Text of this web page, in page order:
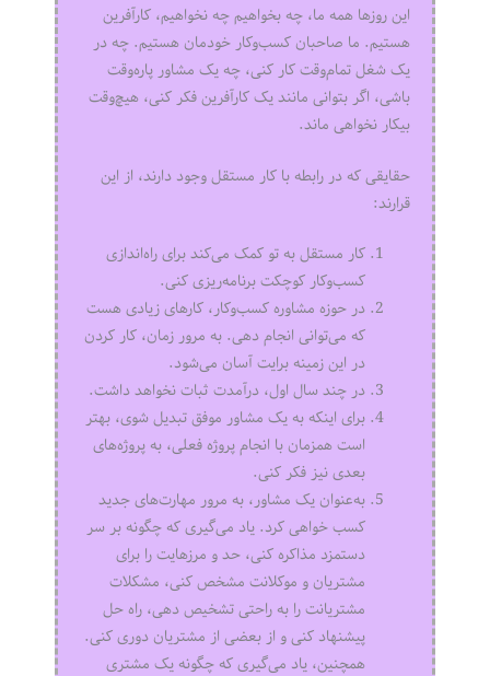
این روزها همه ما، چه بخواهیم چه نخواهیم، کارآفرین
هستیم. ما صاحبان کسب‌وکار خودمان هستیم. چه در
یک شغل تمام‌وقت کار کنی، چه یک مشاور پاره‌وقت
باشی، اگر بتوانی مانند یک کارآفرین فکر کنی، هیچ‌وقت
بیکار نخواهی ماند.
حقایقی که در رابطه با کار مستقل وجود دارند، از این
قرارند:
کار مستقل به تو کمک می‌کند برای راه‌اندازی
کسب‌وکار کوچکت برنامه‌ریزی کنی.
در حوزه مشاوره کسب‌وکار، کارهای زیادی هست
که می‌توانی انجام دهی. به مرور زمان، کار کردن
در این زمینه برایت آسان می‌شود.
در چند سال اول، درآمدت ثبات نخواهد داشت.
برای اینکه به یک مشاور موفق تبدیل شوی، بهتر
است همزمان با انجام پروژه فعلی، به پروژه‌های
بعدی نیز فکر کنی.
به‌عنوان یک مشاور، به مرور مهارت‌های جدید
کسب خواهی کرد. یاد می‌گیری که چگونه بر سر
دستمزد مذاکره کنی، حد و مرزهایت را برای
مشتریان و موکلانت مشخص کنی، مشکلات
مشتریانت را به راحتی تشخیص دهی، راه حل
پیشنهاد کنی و از بعضی از مشتریان دوری کنی.
همچنین، یاد می‌گیری که چگونه یک مشتری